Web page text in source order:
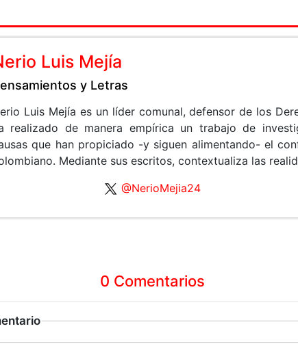
Luis Mejía
y Letras
Luis Mejía es un líder comunal, defensor de los
realizado de manera empírica un trabajo de
que han propiciado -y siguen alimentando- el
Mediante sus escritos, contextualiza las
@NerioMejia24
0 Comentarios